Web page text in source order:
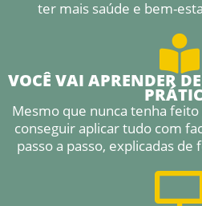
ter mais saúde e bem-
VOCÊ VAI APRENDER
Mesmo que nunca tenha
conseguir aplicar tudo com
passo a passo, explicadas de